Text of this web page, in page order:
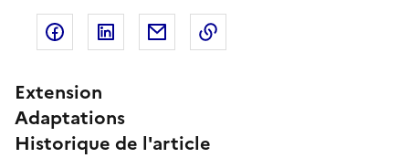
Partager sur Facebook
Partager sur LinkedIn
Partager par email
Extension
Adaptations
Historique de l'article